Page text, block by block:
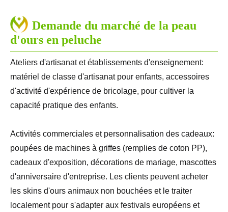
Demande du marché de la peau
d'ours en peluche
Ateliers d'artisanat et établissements d'enseignement:
matériel de classe d'artisanat pour enfants, accessoires
d'activité d'expérience de bricolage, pour cultiver la
capacité pratique des enfants.
Activités commerciales et personnalisation des cadeaux:
poupées de machines à griffes (remplies de coton PP),
cadeaux d'exposition, décorations de mariage, mascottes
d'anniversaire d'entreprise. Les clients peuvent acheter
les skins d'ours animaux non bouchées et le traiter
localement pour s'adapter aux festivals européens et